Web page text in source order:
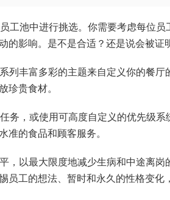
工池中进行挑选。你需要考虑每位
的影响。是不是合适？还是说会被证
列丰富多彩的主题来自定义你的餐
珍贵食材。
务，或使用可高度自定义的优先级
准的食品和顾客服务。
，以最大限度地减少生病和中途离
员工的想法、暂时和永久的性格变化